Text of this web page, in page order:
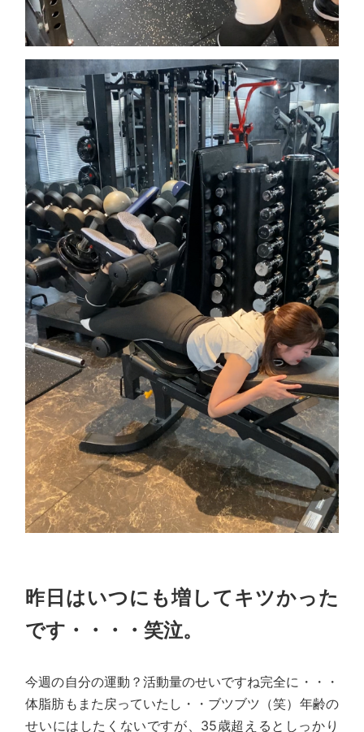
昨日はいつにも増してキツかった
です・・・・笑泣。
今週の自分の運動？活動量のせいですね完全に・・・
体脂肪もまた戻っていたし・・ブツブツ（笑）年齢の
せいにはしたくないですが、35歳超えるとしっかり